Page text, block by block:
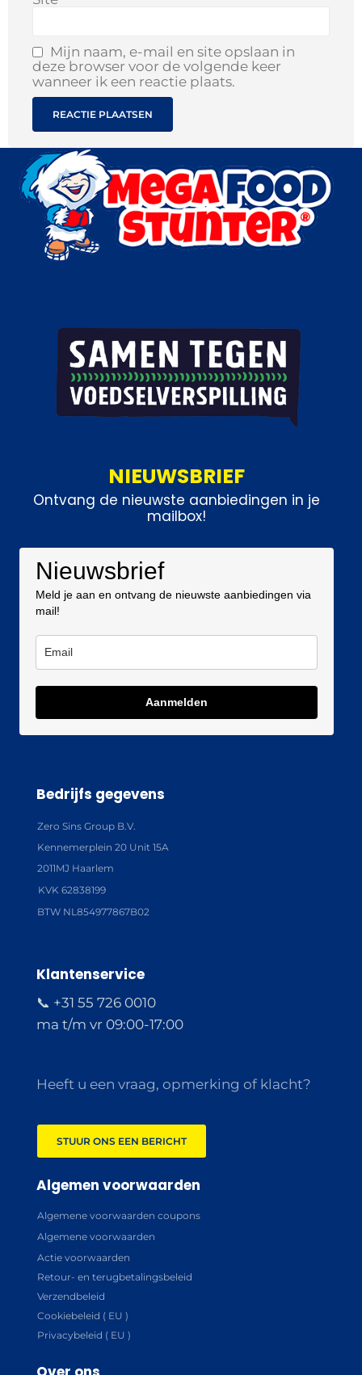
Mijn naam, e-mail en site opslaan in
deze browser voor de volgende keer
wanneer ik een reactie plaats.
NIEUWSBRIEF
Ontvang de nieuwste aanbiedingen in je
mailbox!
Nieuwsbrief
Meld je aan en ontvang de nieuwste aanbiedingen via
mail!
Aanmelden
Bedrijfs gegevens
Zero Sins Group B.V.
Kennemerplein 20 Unit 15A
2011MJ Haarlem
KVK 62838199
BTW NL854977867B02
Klantenservice
📞 +31 55 726 0010
ma t/m vr 09:00-17:00
Heeft u een vraag, opmerking of klacht?
STUUR ONS EEN BERICHT
Algemen voorwaarden
Algemene voorwaarden coupons
Algemene voorwaarden
Actie voorwaarden
Retour- en terugbetalingsbeleid
Verzendbeleid
Cookiebeleid ( EU )
Privacybeleid ( EU )